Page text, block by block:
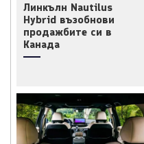
Линкълн Nautilus
Hybrid възобнови
продажбите си в
Канада